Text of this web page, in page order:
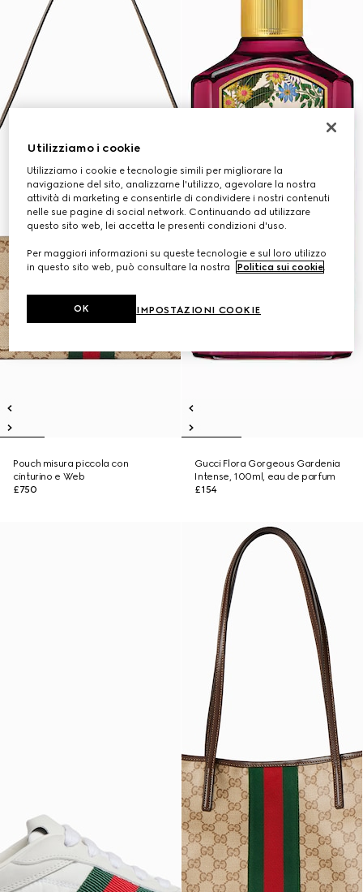
Pouch misura piccola con
cinturino e Web
£750
Gucci Flora Gorgeous Gardenia
Intense, 100ml, eau de parfum
£154
Utilizziamo i cookie
Utilizziamo i cookie e tecnologie simili per migliorare la
navigazione del sito, analizzarne l'utilizzo, agevolare la nostra
attività di marketing e consentirle di condividere i nostri contenuti
nelle sue pagine di social network. Continuando ad utilizzare
questo sito web, lei accetta le presenti condizioni d'uso.
Per maggiori informazioni su queste tecnologie e sul loro utilizzo
in questo sito web, può consultare la nostra
Politica sui cookie.
IMPOSTAZIONI COOKIE
OK